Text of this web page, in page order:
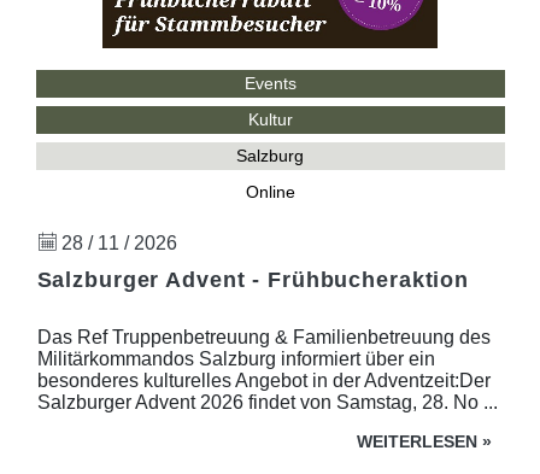
Events
Kultur
Salzburg
Online
28 / 11 / 2026
Salzburger Advent - Frühbucheraktion
Das Ref Truppenbetreuung & Familienbetreuung des
Militärkommandos Salzburg informiert über ein
besonderes kulturelles Angebot in der Adventzeit:Der
Salzburger Advent 2026 findet von Samstag, 28. No ...
WEITERLESEN »